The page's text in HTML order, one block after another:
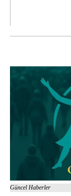
Güncel Haberler